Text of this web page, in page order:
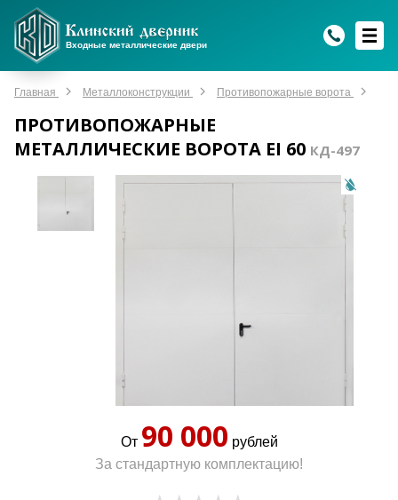
Входные металлические двери
Главная Металлоконструкции Противопожарные ворота
ПРОТИВОПОЖАРНЫЕ
МЕТАЛЛИЧЕСКИЕ ВОРОТА EI 60 КД-497
От 90 000 рублей
За стандартную комплектацию!
Max
Мы онлайн!
WhatsApp
Мы онлайн!
Telegram
Мы онлайн!
Max
Мы онлайн!
WhatsApp
Мы онлайн!